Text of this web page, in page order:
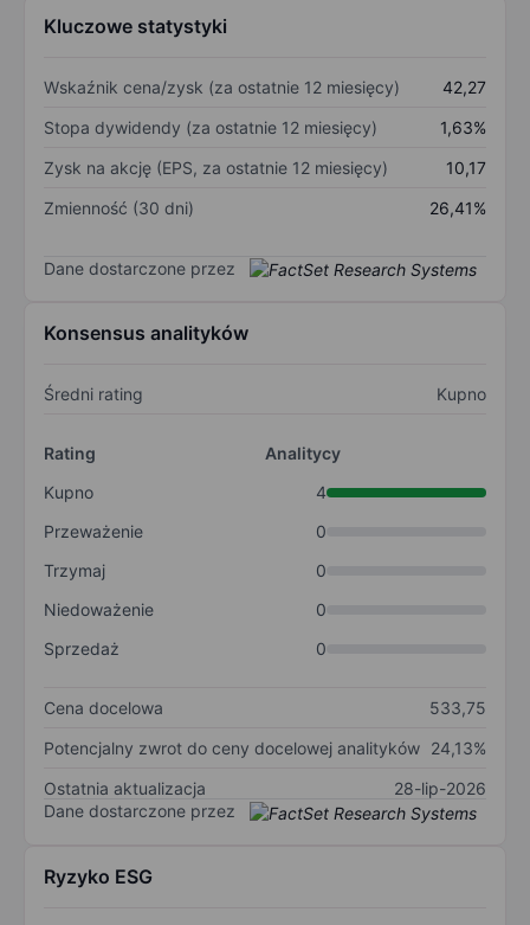
Kluczowe statystyki
Wskaźnik cena/zysk (za ostatnie 12 miesięcy)
42,27
Stopa dywidendy (za ostatnie 12 miesięcy)
1,63%
Zysk na akcję (EPS, za ostatnie 12 miesięcy)
10,17
Zmienność (30 dni)
26,41%
Dane dostarczone przez
Konsensus analityków
Średni rating Kupno
Rating
Analitycy
Kupno
4
Przeważenie
0
Trzymaj
0
Niedoważenie
0
Sprzedaż
0
Cena docelowa
533,75
Potencjalny zwrot do ceny docelowej analityków 24,13%
Ostatnia aktualizacja
28-lip-2026
Dane dostarczone przez
Ryzyko ESG